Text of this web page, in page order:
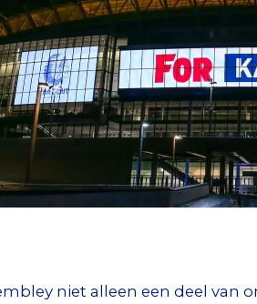
niet alleen een deel van